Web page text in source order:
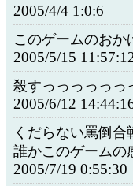
2005/4/4 1:0:6
このゲームのおか
2005/5/15
殺すっっっっっっ
2005/6/12
くだらない罵倒合
誰かこのゲームの
2005/7/19 0:55:30